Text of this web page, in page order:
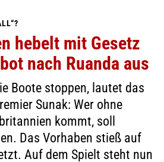
hebelt mit Gesetz
nach Ruanda aus
Boote stoppen, lautet das
Sunak: Wer ohne
kommt, soll
Das Vorhaben stieß auf
Auf dem Spielt steht nun